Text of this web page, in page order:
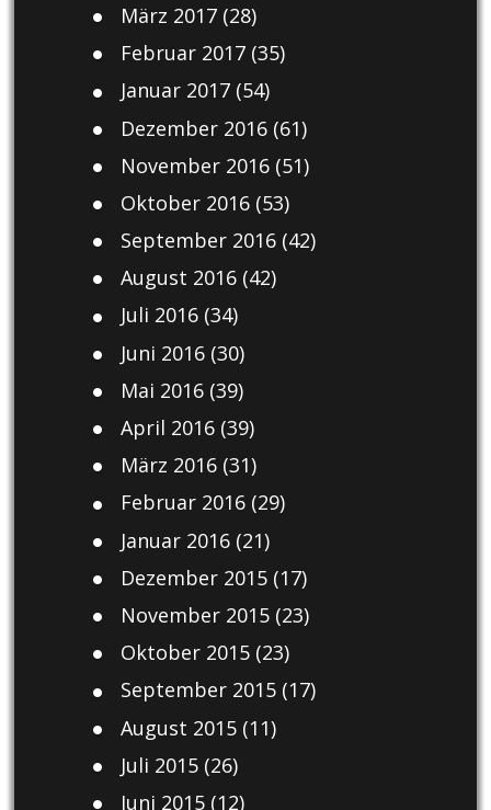
März 2017(28)
Februar 2017(35)
Januar 2017(54)
Dezember 2016(61)
November 2016(51)
Oktober 2016(53)
September 2016(42)
August 2016(42)
Juli 2016(34)
Juni 2016(30)
Mai 2016(39)
April 2016(39)
März 2016(31)
Februar 2016(29)
Januar 2016(21)
Dezember 2015(17)
November 2015(23)
Oktober 2015(23)
September 2015(17)
August 2015(11)
Juli 2015(26)
Juni 2015(12)